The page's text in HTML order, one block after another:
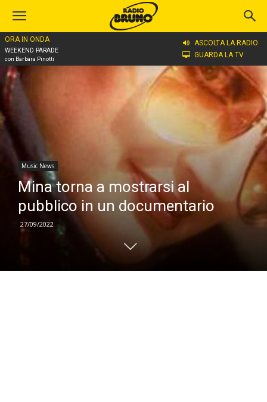
ORA IN ONDA
WEEKEND PARADE
con Barbara Pinotti
ASCOLTA LA RADIO
GUARDA LA TV
Home
Music News
Mina torna a mostrarsi al
pubblico in un documentario
27/09/2022